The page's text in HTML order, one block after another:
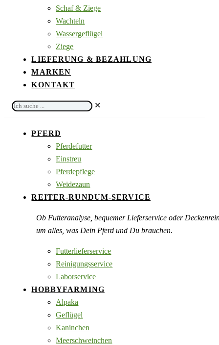
Schaf & Ziege
Wachteln
Wassergeflügel
Ziege
LIEFERUNG & BEZAHLUNG
MARKEN
KONTAKT
Ich
suche
✕
PFERD
Pferdefutter
Einstreu
Pferdepflege
Weidezaun
REITER-RUNDUM-SERVICE
Ob Futteranalyse, bequemer Lieferservice oder
um alles, was Dein Pferd und Du brauchen.
Futterlieferservice
Reinigungsservice
Laborservice
HOBBYFARMING
Alpaka
Geflügel
Kaninchen
Meerschweinchen